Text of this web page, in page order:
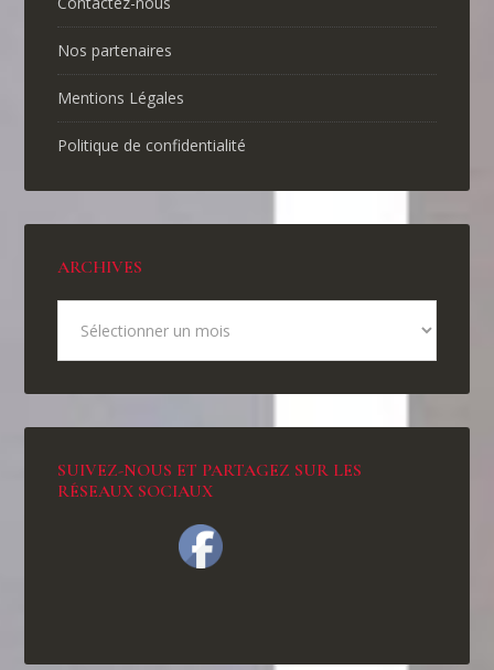
Nos partenaires
Mentions Légales
Politique de confidentialité
ARCHIVES
SUIVEZ-NOUS ET PARTAGEZ SUR LES
RÉSEAUX SOCIAUX